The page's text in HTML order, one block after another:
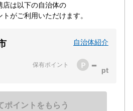
店は以下の自治体の
トがご利用いただけます。
自治体紹介
保有ポイント -
ポイントをもらう